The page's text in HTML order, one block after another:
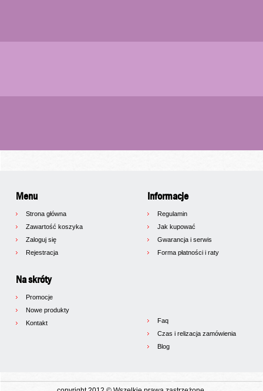
Menu
Strona główna
Zawartość koszyka
Zaloguj się
Rejestracja
Na skróty
Promocje
Nowe produkty
Kontakt
Informacje
Regulamin
Jak kupować
Gwarancja i serwis
Forma płatności i raty
Faq
Czas i relizacja zamówienia
Blog